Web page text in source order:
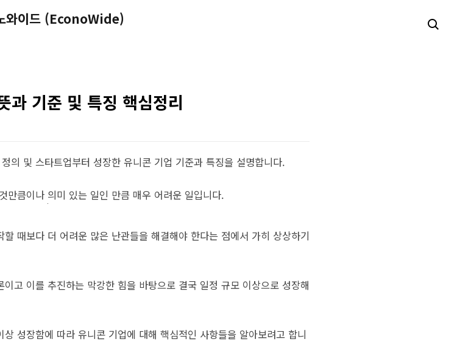
와이드 (EconoWide)
과 기준 및 특징 핵심정리
의 및 스타트업부터 성장한 유니콘 기업 기준과 특징을 설명합니다.
만큼이나 의미 있는 일인 만큼 매우 어려운 일입니다.
때보다 더 어려운 많은 난관들을 해결해야 한다는 점에서 가히 상상하기
고 이를 추진하는 막강한 힘을 바탕으로 결국 일정 규모 이상으로 성장해
성장함에 따라 유니콘 기업에 대해 핵심적인 사항들을 알아보려고 합니